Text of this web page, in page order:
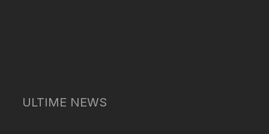
ULTIME NEWS